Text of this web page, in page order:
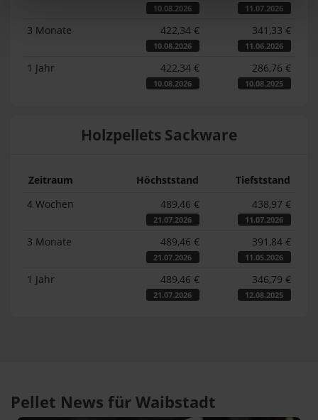
10.08.2026 11.07.2026
3 Monate 422,34 €
10.08.2026
341,33 €
11.06.2026
1 Jahr 422,34 €
10.08.2026
286,76 €
10.08.2025
Holzpellets Sackware
Zeitraum Höchststand
Tiefststand
4 Wochen
489,46 €
21.07.2026
438,97 €
11.07.2026
3 Monate 489,46 €
21.07.2026
391,84 €
11.05.2026
1 Jahr 489,46 €
21.07.2026
346,79 €
12.08.2025
Pellet News für Waibstadt